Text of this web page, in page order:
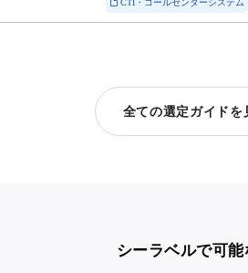
CTI・コールセンターシステム
全ての選定ガイド
シーラベルで可能